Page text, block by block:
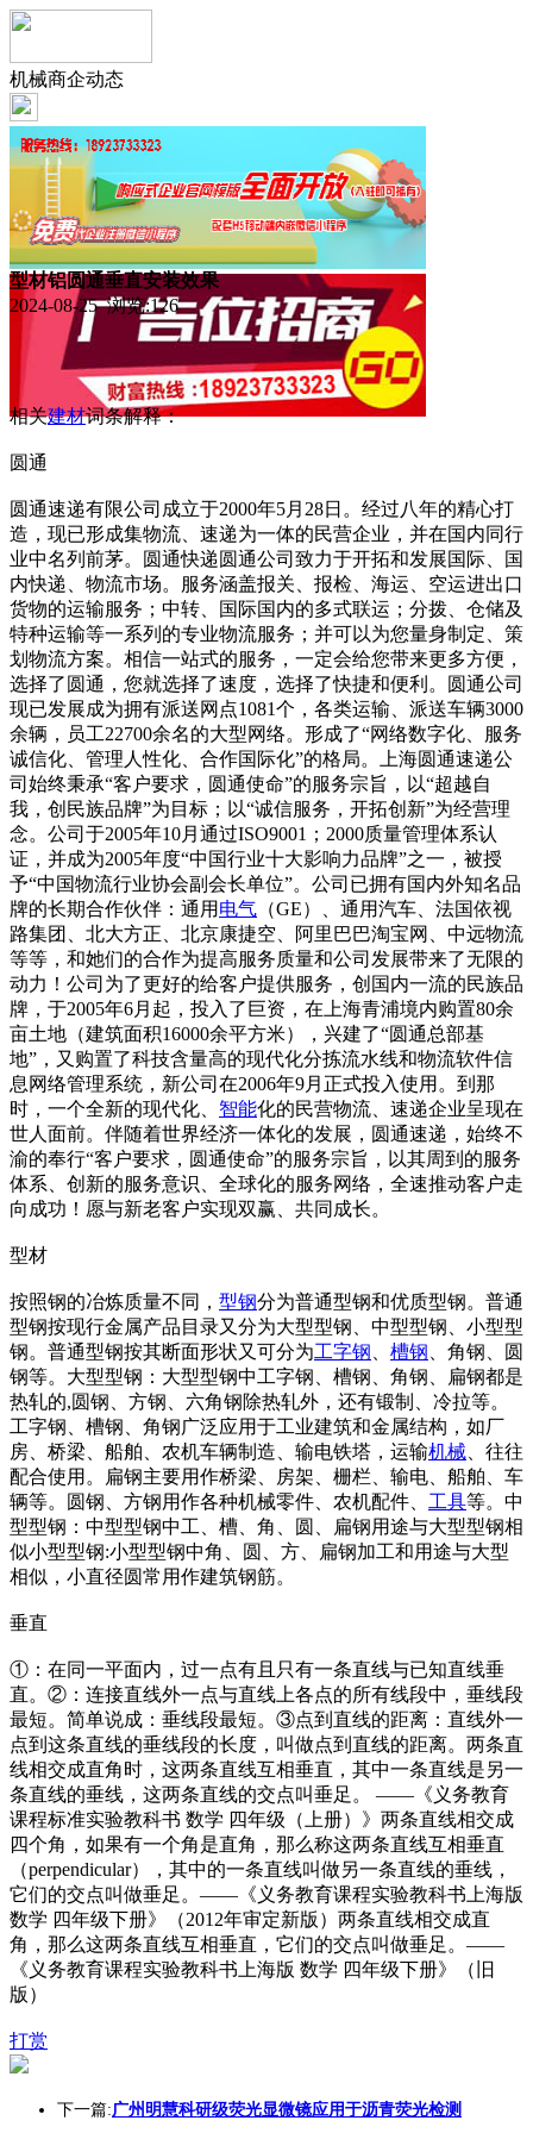
机械商企动态
型材铝圆通垂直安装效果
2024-08-25 浏览:126
相关建材词条解释：
圆通
圆通速递有限公司成立于2000年5月28日。经过八年的精心打
造，现已形成集物流、速递为一体的民营企业，并在国内同行
业中名列前茅。圆通快递圆通公司致力于开拓和发展国际、国
内快递、物流市场。服务涵盖报关、报检、海运、空运进出口
货物的运输服务；中转、国际国内的多式联运；分拨、仓储及
特种运输等一系列的专业物流服务；并可以为您量身制定、策
划物流方案。相信一站式的服务，一定会给您带来更多方便，
选择了圆通，您就选择了速度，选择了快捷和便利。圆通公司
现已发展成为拥有派送网点1081个，各类运输、派送车辆3000
余辆，员工22700余名的大型网络。形成了“网络数字化、服务
诚信化、管理人性化、合作国际化”的格局。上海圆通速递公
司始终秉承“客户要求，圆通使命”的服务宗旨，以“超越自
我，创民族品牌”为目标；以“诚信服务，开拓创新”为经营理
念。公司于2005年10月通过ISO9001；2000质量管理体系认
证，并成为2005年度“中国行业十大影响力品牌”之一，被授
予“中国物流行业协会副会长单位”。公司已拥有国内外知名品
牌的长期合作伙伴：通用 电气 （GE）、通用汽车、法国依视
路集团、北大方正、北京康捷空、阿里巴巴淘宝网、中远物流
等等，和她们的合作为提高服务质量和公司发展带来了无限的
动力！公司为了更好的给客户提供服务，创国内一流的民族品
牌，于2005年6月起，投入了巨资，在上海青浦境内购置80余
亩土地（建筑面积16000余平方米），兴建了“圆通总部基
地”，又购置了科技含量高的现代化分拣流水线和物流软件信
息网络管理系统，新公司在2006年9月正式投入使用。到那
时，一个全新的现代化、 智能化的民营物流、速递企业呈现在
世人面前。伴随着世界经济一体化的发展，圆通速递，始终不
渝的奉行“客户要求，圆通使命”的服务宗旨，以其周到的服务
体系、创新的服务意识、全球化的服务网络，全速推动客户走
向成功！愿与新老客户实现双赢、共同成长。
型材
按照钢的冶炼质量不同， 型钢分为普通型钢和优质型钢。普通
型钢按现行金属产品目录又分为大型型钢、中型型钢、小型型
钢。普通型钢按其断面形状又可分为工字钢 槽钢 、角钢、圆
钢等。大型型钢：大型型钢中工字钢、槽钢、角钢、扁钢都是
热轧的,圆钢、方钢、六角钢除热轧外，还有锻制、冷拉等。
工字钢、槽钢、角钢广泛应用于工业建筑和金属结构，如厂
房、桥梁、船舶、农机车辆制造、输电铁塔，运输机械 、往往
配合使用。扁钢主要用作桥梁、房架、栅栏、输电、船舶、车
辆等。圆钢、方钢用作各种机械零件、农机配件、 工具等。中
型型钢：中型型钢中工、槽、角、圆、扁钢用途与大型型钢相
似小型型钢:小型型钢中角、圆、方、扁钢加工和用途与大型
相似，小直径圆常用作建筑钢筋。
垂直
①：在同一平面内，过一点有且只有一条直线与已知直线垂
直。②：连接直线外一点与直线上各点的所有线段中，垂线段
最短。简单说成：垂线段最短。③点到直线的距离：直线外一
点到这条直线的垂线段的长度，叫做点到直线的距离。两条直
线相交成直角时，这两条直线互相垂直，其中一条直线是另一
条直线的垂线，这两条直线的交点叫垂足。 ——《义务教育
课程标准实验教科书 数学 四年级（上册）》两条直线相交成
四个角，如果有一个角是直角，那么称这两条直线互相垂直
（perpendicular），其中的一条直线叫做另一条直线的垂线，
它们的交点叫做垂足。——《义务教育课程实验教科书上海版
数学 四年级下册》（2012年审定新版）两条直线相交成直
角，那么这两条直线互相垂直，它们的交点叫做垂足。——
《义务教育课程实验教科书上海版 数学 四年级下册》（旧
版）
打赏
下一篇:广州明慧科研级荧光显微镜应用于沥青荧光检测